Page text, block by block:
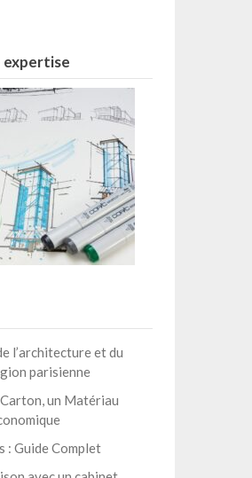
l’architecture et du
parisienne
un Matériau
: Guide Complet